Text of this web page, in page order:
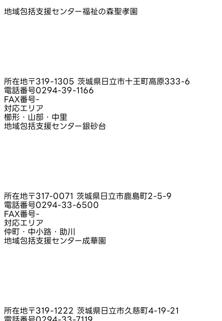
地域包括支援センター福祉の森聖孝園
所在地〒319-1305 茨城県日立市十王町高原333-6
電話番号0294-39-1166
FAX番号-
対応エリア
櫛形・山部・中里
地域包括支援センター銀砂台
所在地〒317-0071 茨城県日立市鹿島町2-5-9
電話番号0294-33-6500
FAX番号-
対応エリア
仲町・中小路・助川
地域包括支援センター成華園
所在地〒319-1222 茨城県日立市久慈町4-19-21